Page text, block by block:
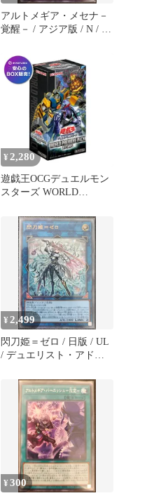
アルトメギア・メセナ－
覚醒－ / アジア版 / N / デ
[DUELIST ADVANCE] /
DUAD-JP075 /
ID:23599634
¥ 2,280
遊戯王OCGデュエルモン
スターズ WORLD
BOX 新品未開封 シュリ
ンク付き
¥ 2,499
閃刀姫＝ゼロ / 日版 / UL
/ デュエリスト・アドバ
ADVANCE] / DUAD-
JP049 / ID:76072561
¥300